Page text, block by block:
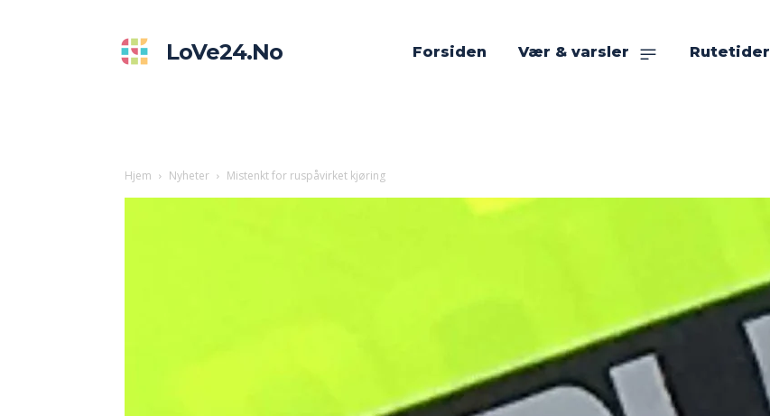
LoVe24.no Forsiden Vær & varsler Rutetider
Hjem Nyheter Mistenkt for ruspåvirket kjøring